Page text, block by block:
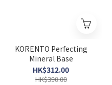
KORENTO Perfecting
Mineral Base
HK$312.00
HK$390.00